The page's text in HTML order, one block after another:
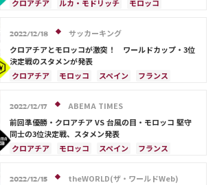
クロアチア ルカ・モドリッチ
モロッコ
ベルギー
カタール ポルトガル
アクラフ・ハキミ
2022/12/18
サッカーキング
クロアチアとモロッコが激突！ ワールドカップ・3位
決定戦のスタメンが発表
クロアチア
モロッコ スペイン
フランス
サウジアラビア
ベルギー
日本
ルカ・モドリッチ
ポルトガル
ブラジル
アルゼンチン
日本代表 アクラフ・ハキミ
2022/12/17
ABEMA TIMES
前回準優勝・クロアチア VS 台風の目・モロッコ 堅守
同士の3位決定戦、スタメン発表
クロアチア
モロッコ スペイン
フランス
ルカ・モドリッチ
ベルギー
ポルトガル
2022/12/15
theWORLD(ザ・ワールドWeb)